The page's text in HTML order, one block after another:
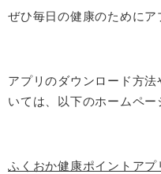
ぜひ毎日の健康のためにア
アプリのダウンロード方
いては、以下のホームペー
ふくおか健康ポイントア